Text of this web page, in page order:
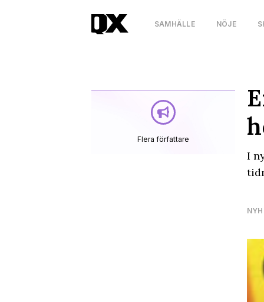
SAMHÄLLE NÖJE
Flera författare
I